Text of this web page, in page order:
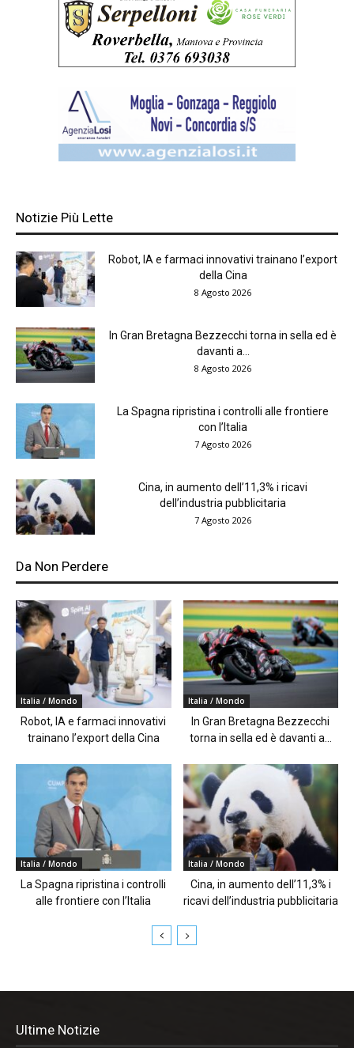
Notizie Più Lette
Robot, IA e farmaci innovativi trainano l’export
della Cina
8 Agosto 2026
In Gran Bretagna Bezzecchi torna in sella ed è
davanti a...
8 Agosto 2026
La Spagna ripristina i controlli alle frontiere
con l’Italia
7 Agosto 2026
Cina, in aumento dell’11,3% i ricavi
dell’industria pubblicitaria
7 Agosto 2026
Da Non Perdere
Italia / Mondo
Robot, IA e farmaci innovativi
trainano l’export della Cina
Italia / Mondo
In Gran Bretagna Bezzecchi
torna in sella ed è davanti a...
Italia / Mondo
La Spagna ripristina i controlli
alle frontiere con l’Italia
Italia / Mondo
Cina, in aumento dell’11,3% i
ricavi dell’industria pubblicitaria
Ultime Notizie